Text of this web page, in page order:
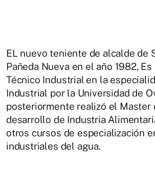
EL nuevo teniente de alcalde de
Pañeda Nueva en el año 1982,
Técnico Industrial en la
Industrial por la Universidad de
posteriormente realizó el Master
desarrollo de Industria
otros cursos de especialización
industriales del agua.